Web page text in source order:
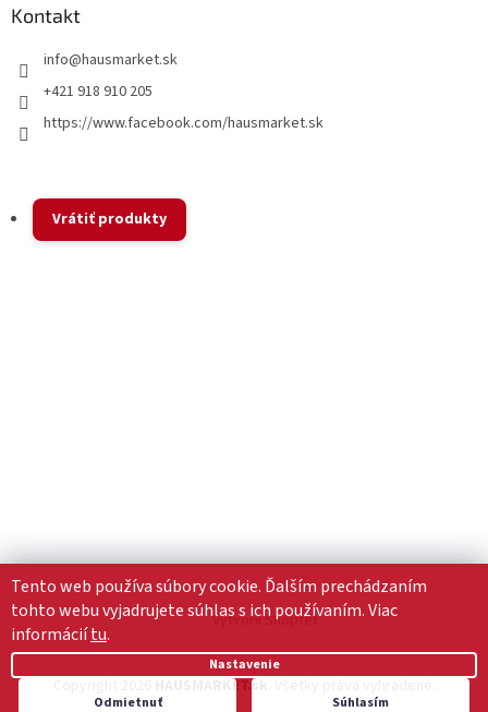
Tento web používa súbory cookie. Ďalším prechádzaním
tohto webu vyjadrujete súhlas s ich používaním. Viac
informáciítu.
Nastavenie
Odmietnuť Súhlasím
Kontakt
info@hausmarket.sk
+421 918 910 205
https://www.facebook.com/hausmarket.sk
Vrátiť produkty
Vytvoril Shoptet
HAUSMARKET.sk